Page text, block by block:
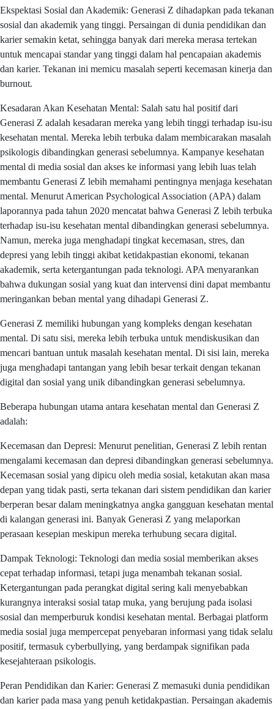
Ekspektasi Sosial dan Akademik: Generasi Z dihadapkan pada tekanan
sosial dan akademik yang tinggi. Persaingan di dunia pendidikan dan
karier semakin ketat, sehingga banyak dari mereka merasa tertekan
untuk mencapai standar yang tinggi dalam hal pencapaian akademis
dan karier. Tekanan ini memicu masalah seperti kecemasan kinerja dan
burnout.
Kesadaran Akan Kesehatan Mental: Salah satu hal positif dari
Generasi Z adalah kesadaran mereka yang lebih tinggi terhadap isu-isu
kesehatan mental. Mereka lebih terbuka dalam membicarakan masalah
psikologis dibandingkan generasi sebelumnya. Kampanye kesehatan
mental di media sosial dan akses ke informasi yang lebih luas telah
membantu Generasi Z lebih memahami pentingnya menjaga kesehatan
mental. Menurut American Psychological Association (APA) dalam
laporannya pada tahun 2020 mencatat bahwa Generasi Z lebih terbuka
terhadap isu-isu kesehatan mental dibandingkan generasi sebelumnya.
Namun, mereka juga menghadapi tingkat kecemasan, stres, dan
depresi yang lebih tinggi akibat ketidakpastian ekonomi, tekanan
akademik, serta ketergantungan pada teknologi. APA menyarankan
bahwa dukungan sosial yang kuat dan intervensi dini dapat membantu
meringankan beban mental yang dihadapi Generasi Z.
Generasi Z memiliki hubungan yang kompleks dengan kesehatan
mental. Di satu sisi, mereka lebih terbuka untuk mendiskusikan dan
mencari bantuan untuk masalah kesehatan mental. Di sisi lain, mereka
juga menghadapi tantangan yang lebih besar terkait dengan tekanan
digital dan sosial yang unik dibandingkan generasi sebelumnya.
Beberapa hubungan utama antara kesehatan mental dan Generasi Z
adalah:
Kecemasan dan Depresi: Menurut penelitian, Generasi Z lebih rentan
mengalami kecemasan dan depresi dibandingkan generasi sebelumnya.
Kecemasan sosial yang dipicu oleh media sosial, ketakutan akan masa
depan yang tidak pasti, serta tekanan dari sistem pendidikan dan karier
berperan besar dalam meningkatnya angka gangguan kesehatan mental
di kalangan generasi ini. Banyak Generasi Z yang melaporkan
perasaan kesepian meskipun mereka terhubung secara digital.
Dampak Teknologi: Teknologi dan media sosial memberikan akses
cepat terhadap informasi, tetapi juga menambah tekanan sosial.
Ketergantungan pada perangkat digital sering kali menyebabkan
kurangnya interaksi sosial tatap muka, yang berujung pada isolasi
sosial dan memperburuk kondisi kesehatan mental. Berbagai platform
media sosial juga mempercepat penyebaran informasi yang tidak selalu
positif, termasuk cyberbullying, yang berdampak signifikan pada
kesejahteraan psikologis.
Peran Pendidikan dan Karier: Generasi Z memasuki dunia pendidikan
dan karier pada masa yang penuh ketidakpastian. Persaingan akademis